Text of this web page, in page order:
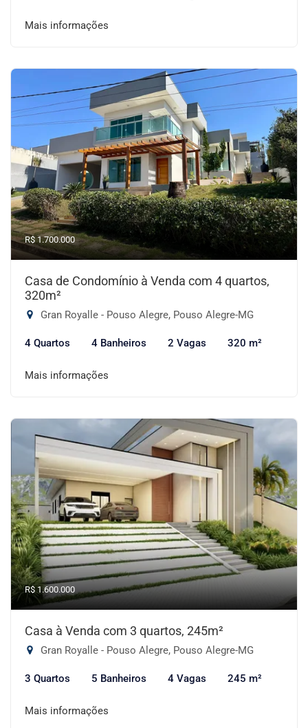
Mais informações
R$ 1.700.000
Casa de Condomínio à Venda com 4 quartos,
320m²
Gran Royalle - Pouso Alegre, Pouso Alegre-MG
4 Quartos 4 Banheiros 2 Vagas 320 m²
Mais informações
R$ 1.600.000
Casa à Venda com 3 quartos, 245m²
Gran Royalle - Pouso Alegre, Pouso Alegre-MG
3 Quartos 5 Banheiros 4 Vagas 245 m²
Mais informações